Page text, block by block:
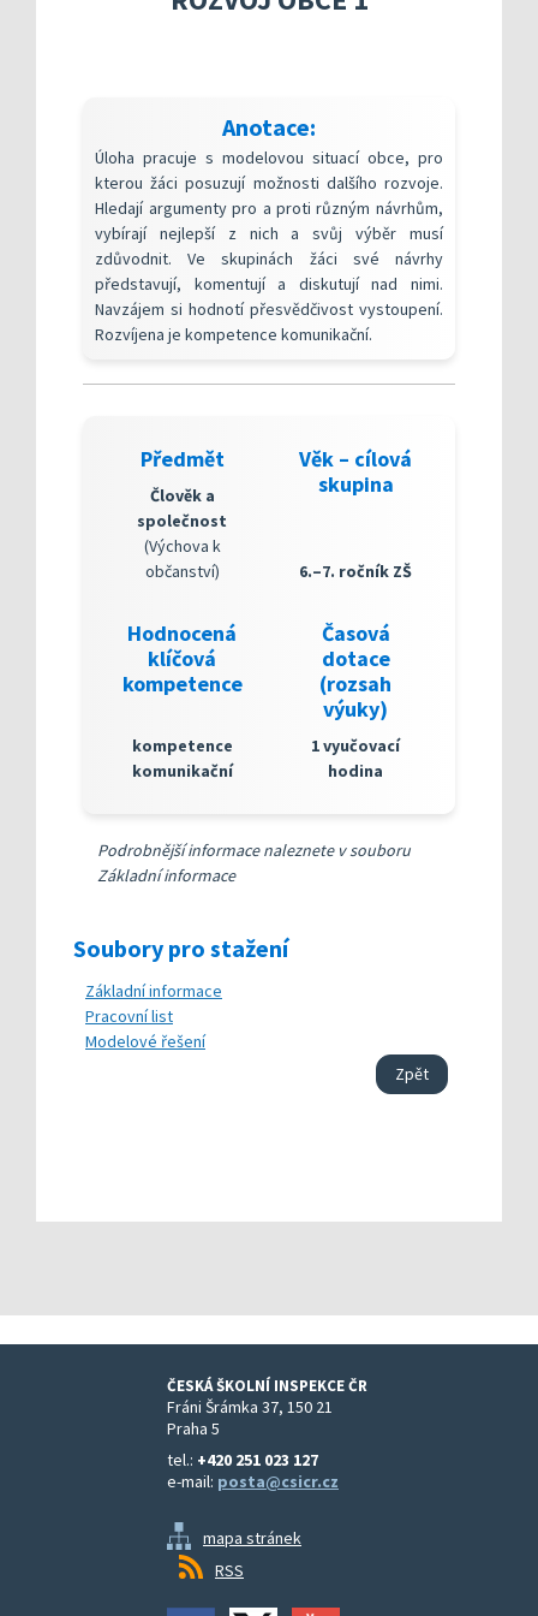
Publikace s
Příklady
Anotace:
Úloha pracuje s modelovou situací obce, pro
kterou žáci posuzují možnosti dalšího rozvoje.
Hledají argumenty pro a proti různým návrhům,
vybírají nejlepší z nich a svůj výběr musí
zdůvodnit. Ve skupinách žáci své návrhy
představují, komentují a diskutují nad nimi.
Navzájem si hodnotí přesvědčivost vystoupení.
Rozvíjena je kompetence komunikační.
Předmět
Člověk a
společnost
(Výchova k
občanství)
Věk – cílová
skupina
6.–7. ročník ZŠ
Hodnocená
klíčová
kompetence
kompetence
komunikační
Časová
dotace
(rozsah
výuky)
1 vyučovací
hodina
Podrobnější informace naleznete v souboru
Základní informace
Soubory pro stažení
Základní informace
Pracovní list
Modelové řešení
Zpět
ČESKÁ ŠKOLNÍ INSPEKCE ČR
Fráni Šrámka 37, 150 21
Praha 5
tel.: +420 251 023 127
e-mail: posta@csicr.cz
mapa stránek
RSS